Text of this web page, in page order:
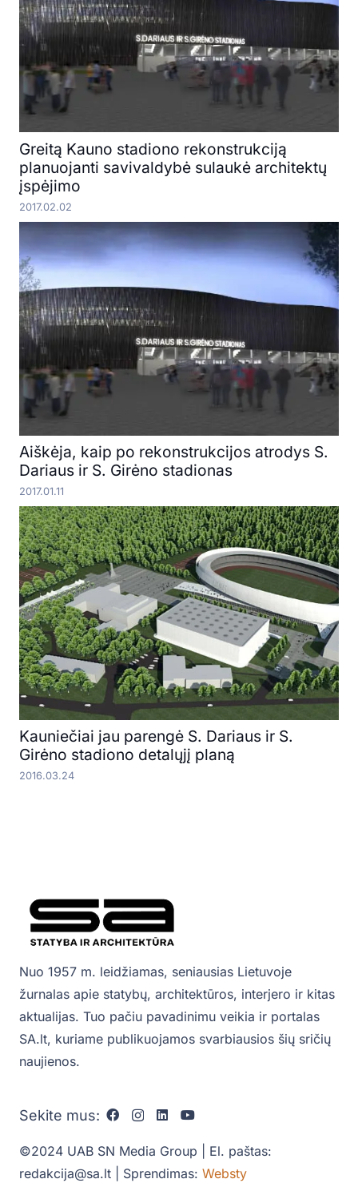
Greitą Kauno stadiono rekonstrukciją
planuojanti savivaldybė sulaukė architektų
įspėjimo
2017.02.02
Aiškėja, kaip po rekonstrukcijos atrodys S.
Dariaus ir S. Girėno stadionas
2017.01.11
Kauniečiai jau parengė S. Dariaus ir S.
Girėno stadiono detalųjį planą
2016.03.24
Nuo 1957 m. leidžiamas, seniausias Lietuvoje
žurnalas apie statybų, architektūros, interjero ir kitas
aktualijas. Tuo pačiu pavadinimu veikia ir portalas
SA.lt, kuriame publikuojamos svarbiausios šių sričių
naujienos.
Sekite mus:
©2024 UAB SN Media Group | El. paštas:
redakcija@sa.lt | Sprendimas: Websty